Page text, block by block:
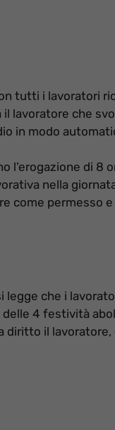
tutti i lavoratori
lavoratore che
in modo
l’erogazione di 8
nella
come permesso
che i
4 festività
diritto il